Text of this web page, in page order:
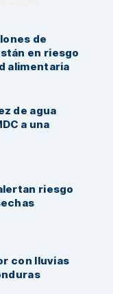
de
en riesgo
alimentaria
de agua
a una
riesgo
con lluvias